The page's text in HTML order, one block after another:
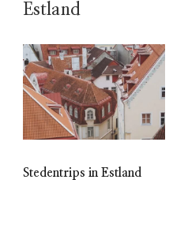
Estland
Stedentrips in Estland